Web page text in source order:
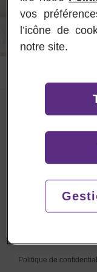
Du lundi au vendredi,
Conditions d'utilisation
Politique de
vos
l’icône de
notre site.